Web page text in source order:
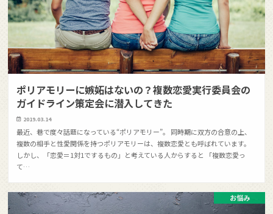
ポリアモリーに嫉妬はないの？複数恋愛実行委員会の
ガイドライン策定会に潜入してきた
2019.03.14
最近、巷で度々話題になっている“ポリアモリー”。 同時期に双方の合意の上、
複数の相手と性愛関係を持つポリアモリーは、複数恋愛とも呼ばれています。
しかし、「恋愛＝1対1でするもの」と考えている人からすると 「複数恋愛っ
て…
お悩み